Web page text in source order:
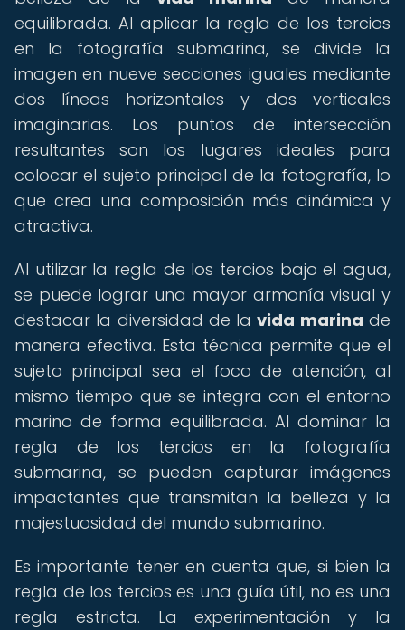
equilibrada. Al aplicar la regla de los tercios
en la fotografía submarina, se divide la
imagen en nueve secciones iguales mediante
dos líneas horizontales y dos verticales
imaginarias. Los puntos de intersección
resultantes son los lugares ideales para
colocar el sujeto principal de la fotografía, lo
que crea una composición más dinámica y
atractiva.
Al utilizar la regla de los tercios bajo el agua,
se puede lograr una mayor armonía visual y
destacar la diversidad de lavida marina de
manera efectiva. Esta técnica permite que el
sujeto principal sea el foco de atención, al
mismo tiempo que se integra con el entorno
marino de forma equilibrada. Al dominar la
regla de los tercios en la fotografía
submarina, se pueden capturar imágenes
impactantes que transmitan la belleza y la
majestuosidad del mundo submarino.
Es importante tener en cuenta que, si bien la
regla de los tercios es una guía útil, no es una
regla estricta. La experimentación y la